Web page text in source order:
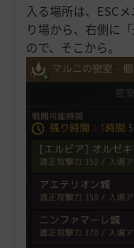
入る場所は、ESC
り場から、右側に
ので、そこから。